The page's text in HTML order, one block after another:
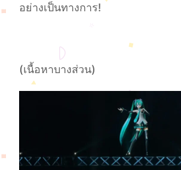
อย่างเป็นทางการ!
(เนื้อหาบางส่วน)